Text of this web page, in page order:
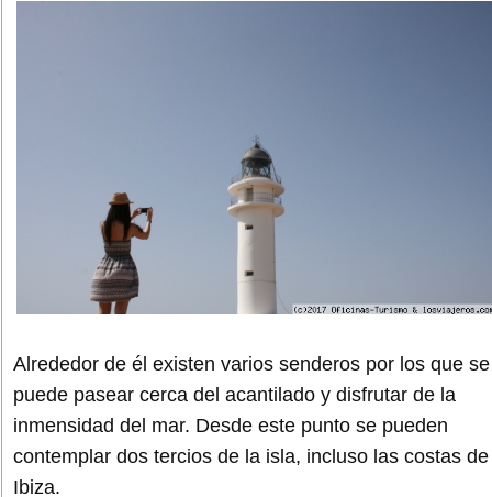
Alrededor de él existen varios senderos por los que se
puede pasear cerca del acantilado y disfrutar de la
inmensidad del mar. Desde este punto se pueden
contemplar dos tercios de la isla, incluso las costas de
Ibiza.